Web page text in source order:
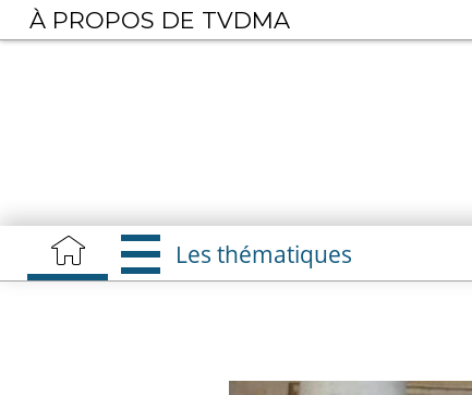
Aller
au
Les thématiques
À PROPOS DE TVDMA